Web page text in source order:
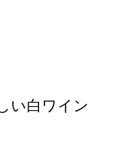
い白ワイン